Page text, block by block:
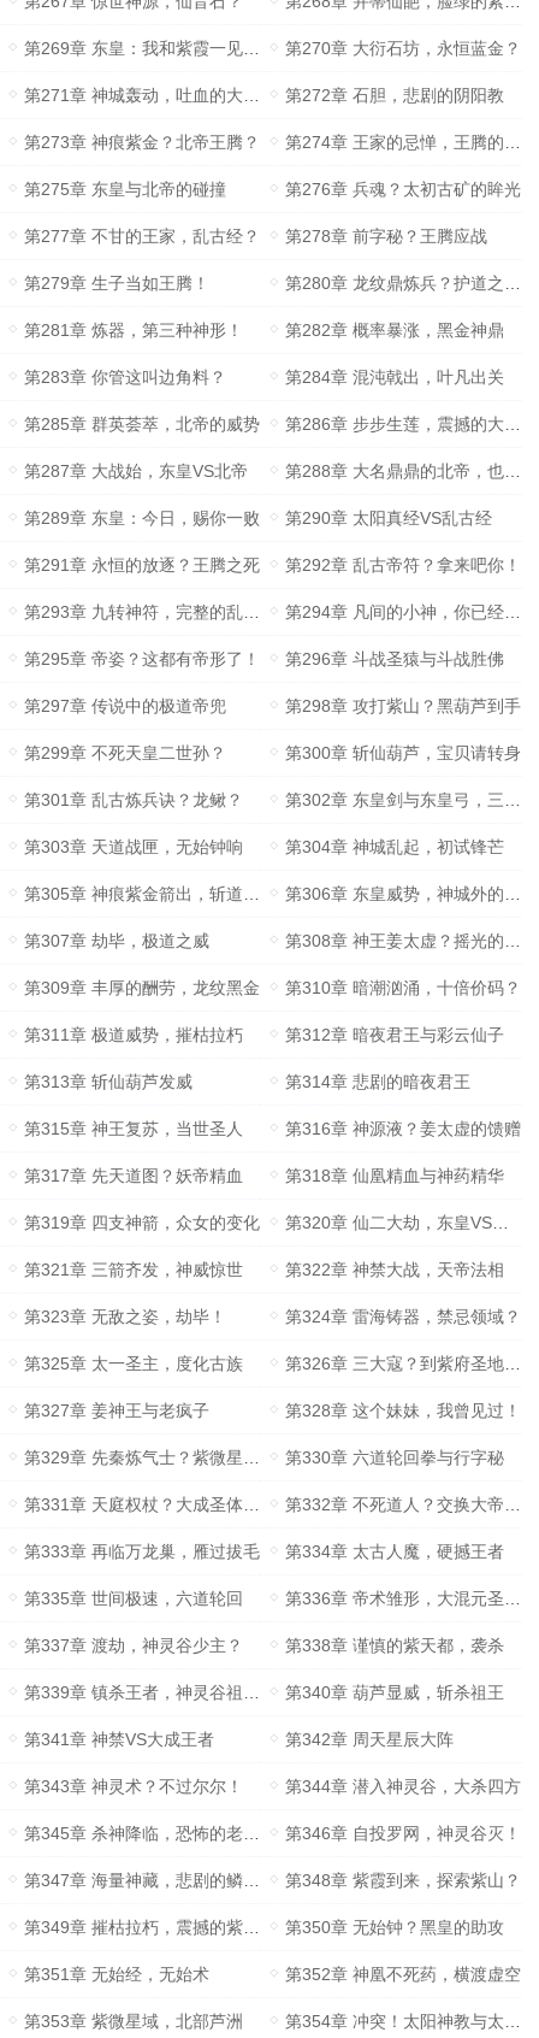
第269章 东皇：我和紫霞一见如故！ 第270章 大衍石坊，永恒蓝金？
第271章 神城轰动，吐血的大衍圣地 第272章 石胆，悲剧的阴阳教
第273章 神痕紫金？北帝王腾？ 第274章 王家的忌惮，王腾的战意
第275章 东皇与北帝的碰撞 第276章 兵魂？太初古矿的眸光
第277章 不甘的王家，乱古经？ 第278章 前字秘？王腾应战
第279章 生子当如王腾！ 第280章 龙纹鼎炼兵？护道之器？
第281章 炼器，第三种神形！ 第282章 概率暴涨，黑金神鼎
第283章 你管这叫边角料？ 第284章 混沌戟出，叶凡出关
第285章 群英荟萃，北帝的威势 第286章 步步生莲，震撼的大人物们
第287章 大战始，东皇VS北帝 第288章 大名鼎鼎的北帝，也不顾如此嘛！
第289章 东皇：今日，赐你一败 第290章 太阳真经VS乱古经
第291章 永恒的放逐？王腾之死 第292章 乱古帝符？拿来吧你！
第293章 九转神符，完整的乱古经 第294章 凡间的小神，你已经尽力了
第295章 帝姿？这都有帝形了！ 第296章 斗战圣猿与斗战胜佛
第297章 传说中的极道帝兜 第298章 攻打紫山？黑葫芦到手
第299章 不死天皇二世孙？ 第300章 斩仙葫芦，宝贝请转身
第301章 乱古炼兵诀？龙鳅？ 第302章 东皇剑与东皇弓，三支神箭
第303章 天道战匣，无始钟响 第304章 神城乱起，初试锋芒
第305章 神痕紫金箭出，斩道王者？ 第306章 东皇威势，神城外的雷劫
第307章 劫毕，极道之威 第308章 神王姜太虚？摇光的态度
第309章 丰厚的酬劳，龙纹黑金 第310章 暗潮汹涌，十倍价码？
第311章 极道威势，摧枯拉朽 第312章 暗夜君王与彩云仙子
第313章 斩仙葫芦发威 第314章 悲剧的暗夜君王
第315章 神王复苏，当世圣人 第316章 神源液？姜太虚的馈赠
第317章 先天道图？妖帝精血 第318章 仙凰精血与神药精华
第319章 四支神箭，众女的变化 第320章 仙二大劫，东皇VS人形闪电
第321章 三箭齐发，神威惊世 第322章 神禁大战，天帝法相
第323章 无敌之姿，劫毕！ 第324章 雷海铸器，禁忌领域？
第325章 太一圣主，度化古族 第326章 三大寇？到紫府圣地提亲？
第327章 姜神王与老疯子 第328章 这个妹妹，我曾见过！
第329章 先秦炼气士？紫微星域的坐标 第330章 六道轮回拳与行字秘
第331章 天庭权杖？大成圣体尸骸 第332章 不死道人？交换大帝阵纹
第333章 再临万龙巢，雁过拔毛 第334章 太古人魔，硬撼王者
第335章 世间极速，六道轮回 第336章 帝术雏形，大混元圣光术
第337章 渡劫，神灵谷少主？ 第338章 谨慎的紫天都，袭杀
第339章 镇杀王者，神灵谷祖王？ 第340章 葫芦显威，斩杀祖王
第341章 神禁VS大成王者 第342章 周天星辰大阵
第343章 神灵术？不过尔尔！ 第344章 潜入神灵谷，大杀四方
第345章 杀神降临，恐怖的老祖王 第346章 自投罗网，神灵谷灭！
第347章 海量神藏，悲剧的鳞羽族 第348章 紫霞到来，探索紫山？
第349章 摧枯拉朽，震撼的紫府圣女 第350章 无始钟？黑皇的助攻
第351章 无始经，无始术 第352章 神凰不死药，横渡虚空
第353章 紫微星域，北部芦洲 第354章 冲突！太阳神教与太阴神教